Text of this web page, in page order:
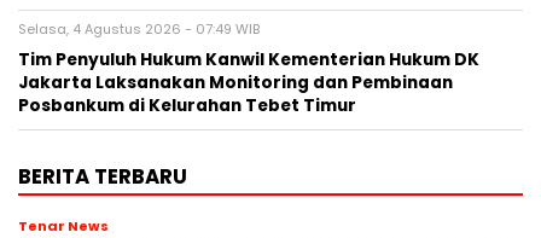
Selasa, 4 Agustus 2026 - 07:49 WIB
Tim Penyuluh Hukum Kanwil Kementerian Hukum DK
Jakarta Laksanakan Monitoring dan Pembinaan
Posbankum di Kelurahan Tebet Timur
BERITA TERBARU
Tenar News